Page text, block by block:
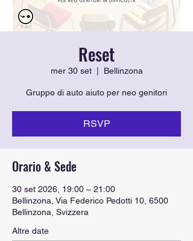
Reset
mer 30 set
  |
Bellinzona
Gruppo di auto aiuto per neo genitori
RSVP
Orario & Sede
30 set 2026, 19:00 – 21:00
Bellinzona, Via Federico Pedotti 10, 6500
Bellinzona, Svizzera
Altre date